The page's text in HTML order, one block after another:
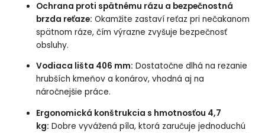
Ochrana proti spätnému rázu a bezpečnostná
brzda reťaze: Okamžite zastaví reťaz pri nečakanom
spätnom ráze, čím výrazne zvyšuje bezpečnosť
obsluhy.
Vodiaca lišta 406 mm: Dostatočne dlhá na rezanie
hrubších kmeňov a konárov, vhodná aj na
náročnejšie práce.
Ergonomická konštrukcia s hmotnosťou 4,7
kg: Dobre vyvážená píla, ktorá zaručuje jednoduchú